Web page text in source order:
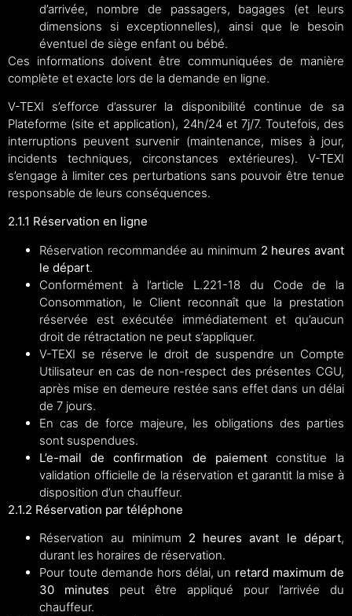
d’arrivée, nombre de passagers, bagages (et leurs
dimensions si exceptionnelles), ainsi que le besoin
éventuel de siège enfant ou bébé.
Ces informations doivent être communiquées de manière
complète et exacte lors de la demande en ligne.
V-TEXI s’efforce d’assurer la disponibilité continue de sa
Plateforme (site et application), 24h/24 et 7j/7. Toutefois, des
interruptions peuvent survenir (maintenance, mises à jour,
incidents techniques, circonstances extérieures). V-TEXI
s’engage à limiter ces perturbations sans pouvoir être tenue
responsable de leurs conséquences.
2.1.1 Réservation en ligne
Réservation recommandée au minimum 2 heures avant
le départ.
Conformément à l’article L.221-18 du Code de la
Consommation, le Client reconnaît que la prestation
réservée est exécutée immédiatement et qu’aucun
droit de rétractation ne peut s’appliquer.
V-TEXI se réserve le droit de suspendre un Compte
Utilisateur en cas de non-respect des présentes CGU,
après mise en demeure restée sans effet dans un délai
de 7 jours.
En cas de force majeure, les obligations des parties
sont suspendues.
L’e-mail de confirmation de paiementconstitue la
validation officielle de la réservation et garantit la mise à
disposition d’un chauffeur.
2.1.2 Réservation par téléphone
Réservation au minimum 2 heures avant le départ,
durant les horaires de réservation.
Pour toute demande hors délai, un retard maximum de
30 minutes peut être appliqué pour l’arrivée du
chauffeur.